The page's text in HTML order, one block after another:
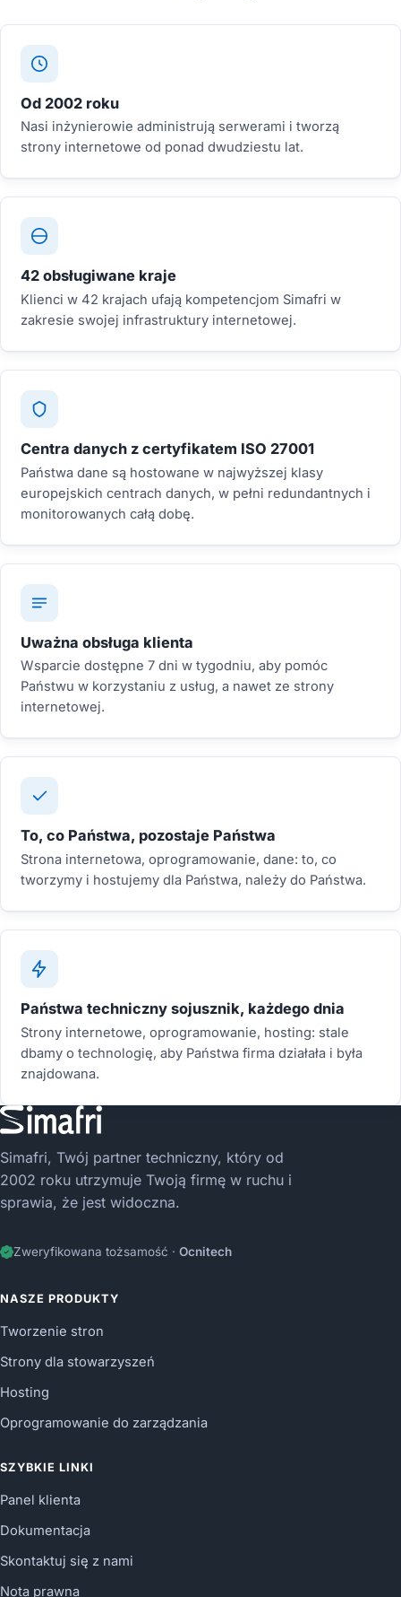
Od 2002 roku
Nasi inżynierowie administrują serwerami i tworzą
strony internetowe od ponad dwudziestu lat.
42 obsługiwane kraje
Klienci w 42 krajach ufają kompetencjom Simafri w
zakresie swojej infrastruktury internetowej.
Centra danych z certyfikatem ISO 27001
Państwa dane są hostowane w najwyższej klasy
europejskich centrach danych, w pełni redundantnych i
monitorowanych całą dobę.
Uważna obsługa klienta
Wsparcie dostępne 7 dni w tygodniu, aby pomóc
Państwu w korzystaniu z usług, a nawet ze strony
internetowej.
To, co Państwa, pozostaje Państwa
Strona internetowa, oprogramowanie, dane: to, co
tworzymy i hostujemy dla Państwa, należy do Państwa.
Państwa techniczny sojusznik, każdego dnia
Strony internetowe, oprogramowanie, hosting: stale
dbamy o technologię, aby Państwa firma działała i była
znajdowana.
Simafri, Twój partner techniczny, który od
2002 roku utrzymuje Twoją firmę w ruchu i
sprawia, że jest widoczna.
Zweryfikowana tożsamość · Ocnitech
NASZE PRODUKTY
Tworzenie stron
Strony dla stowarzyszeń
Hosting
Oprogramowanie do zarządzania
SZYBKIE LINKI
Panel klienta
Dokumentacja
Skontaktuj się z nami
Nota prawna